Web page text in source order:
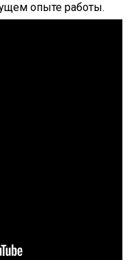
опыте работы.